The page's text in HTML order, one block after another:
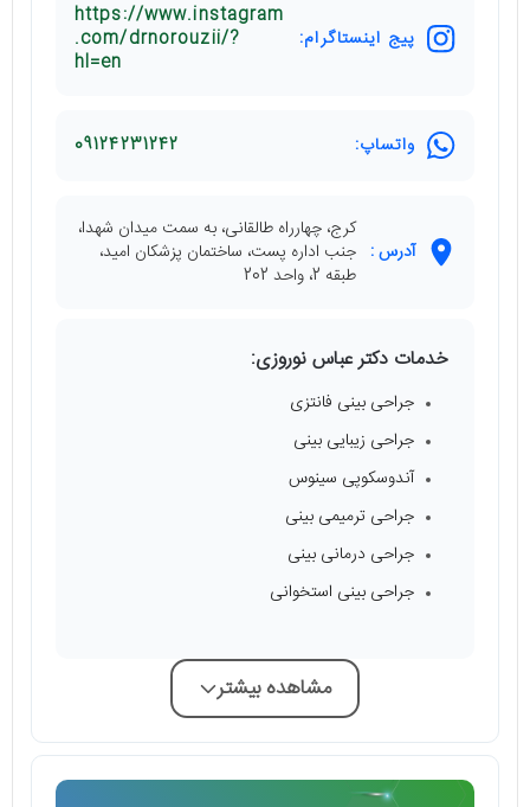
پیج اینستاگرام:
https://www.instagram
.com/drnorouzii/?
hl=en
واتساپ: 09124231242
آدرس :
کرج، چهارراه طالقانی، به سمت میدان شهدا،
جنب اداره پست، ساختمان پزشکان امید،
طبقه 2، واحد 202
خدمات دکتر عباس نوروزی:
جراحی بینی فانتزی
جراحی زیبایی بینی
آندوسکوپی سینوس
جراحی ترمیمی بینی
جراحی درمانی بینی
جراحی بینی استخوانی
مشاهده بیشتر